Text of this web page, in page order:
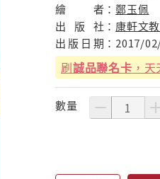
繪
者：鄭玉佩
出
版 社： 康軒文
出 版 日 期： 2017/
刷誠品聯名卡 ，
數量